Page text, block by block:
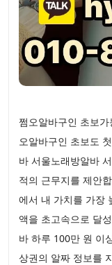
쩜오알바구인 초보
오알바구인 초보도
바 서울노래방알바
적의 근무지를 제안
에서 내 가치를 가장
액을 초고속으로 달
바 하루 100만 원 이
상권의 알짜 정보를